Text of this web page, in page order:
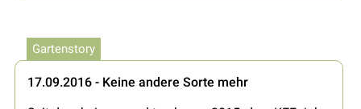
Gartenstory
17.09.2016 - Keine andere Sorte mehr